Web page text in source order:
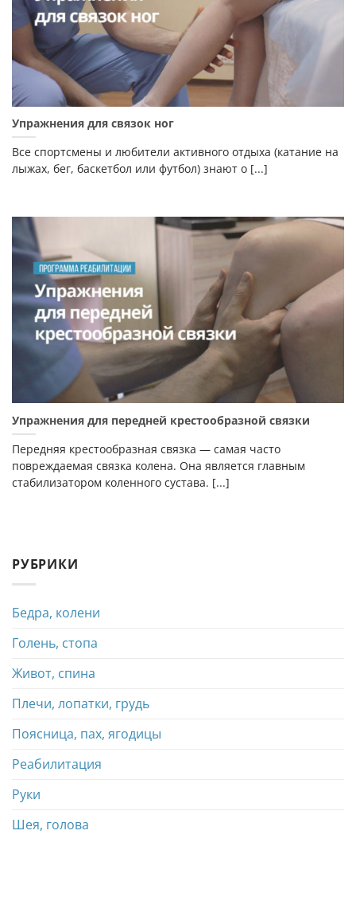
РУБРИКИ
Бедра, колени
Голень, стопа
Живот, спина
Плечи, лопатки, грудь
Поясница, пах, ягодицы
Реабилитация
Руки
Шея, голова
Упражнения для связок ног
Все спортсмены и любители активного отдыха (катание на
лыжах, бег, баскетбол или футбол) знают о [...]
Упражнения для передней крестообразной связки
Передняя крестообразная связка — самая часто
повреждаемая связка колена. Она является главным
стабилизатором коленного сустава. [...]